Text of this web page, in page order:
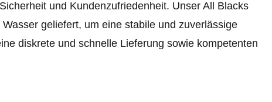
und Kundenzufriedenheit. Unser All Blacks
geliefert, um eine stabile und zuverlässige
diskrete und schnelle Lieferung sowie kompetenten